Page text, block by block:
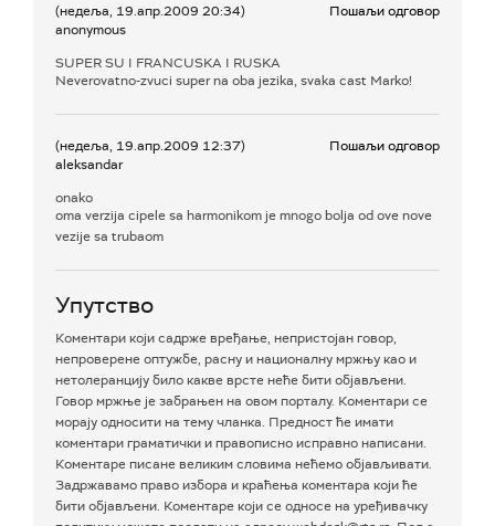
(недеља, 19.апр.2009 20:34)
anonymous
Пошаљи одговор
SUPER SU I FRANCUSKA I RUSKA
Neverovatno-zvuci super na oba jezika, svaka cast Marko!
(недеља, 19.апр.2009 12:37)
aleksandar
Пошаљи одговор
onako
oma verzija cipele sa harmonikom je mnogo bolja od ove nove
vezije sa trubaom
Упутство
Коментари који садрже вређање, непристојан говор,
непроверене оптужбе, расну и националну мржњу као и
нетолеранцију било какве врсте неће бити објављени.
Говор мржње је забрањен на овом порталу. Коментари се
морају односити на тему чланка. Предност ће имати
коментари граматички и правописно исправно написани.
Коментаре писане великим словима нећемо објављивати.
Задржавамо право избора и краћења коментара који ће
бити објављени. Коментаре који се односе на уређивачку